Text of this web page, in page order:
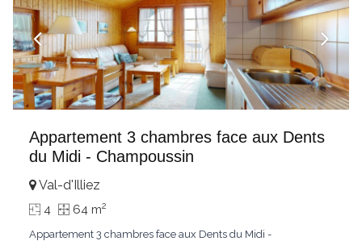
Appartement 3 chambres face aux Dents
du Midi - Champoussin
Val-d'Illiez
4 64 m2
Appartement 3 chambres face aux Dents du Midi -